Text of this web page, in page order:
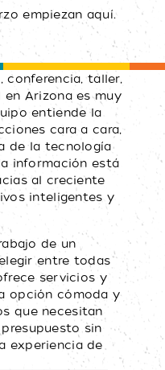
empiezan aquí.
conferencia, taller,
en Arizona es muy
entiende la
cara a cara,
de la tecnología
información está
al creciente
inteligentes y
de un
entre todas
servicios y
opción cómoda y
que necesitan
sin
experiencia de